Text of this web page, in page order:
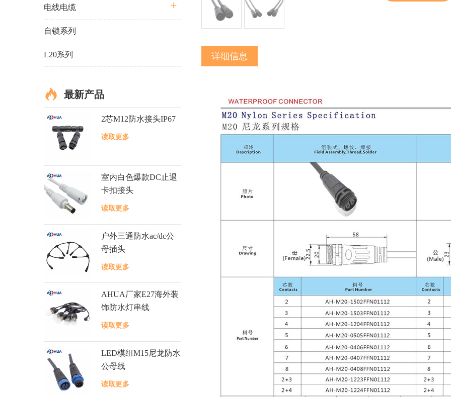
详细信息
电线电缆
自锁系列
L20系列
最新产品
2芯M12防水接头IP67
读取更多
室内白色爆款DC止退
卡扣接头
读取更多
户外三通防水ac/dc公
母插头
读取更多
AHUA厂家E27海外装
饰防水灯串线
读取更多
LED模组M15尼龙防水
公母线
读取更多